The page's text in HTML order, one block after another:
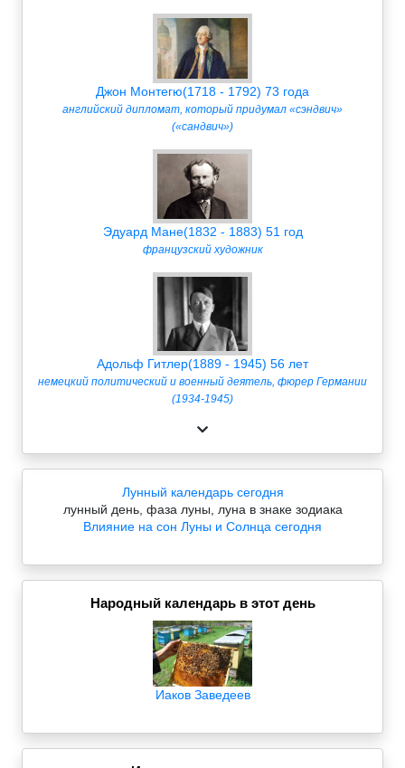
Джон Монтегю(1718 - 1792) 73 года
английский дипломат, который придумал «сэндвич»
(«сандвич»)
Эдуард Мане(1832 - 1883) 51 год
французский художник
Адольф Гитлер(1889 - 1945) 56 лет
немецкий политический и военный деятель, фюрер Германии
(1934-1945)
Лунный календарь сегодня
лунный день, фаза луны, луна в знаке зодиака
Влияние на сон Луны и Солнца сегодня
Народный календарь в этот день
Иаков Заведеев